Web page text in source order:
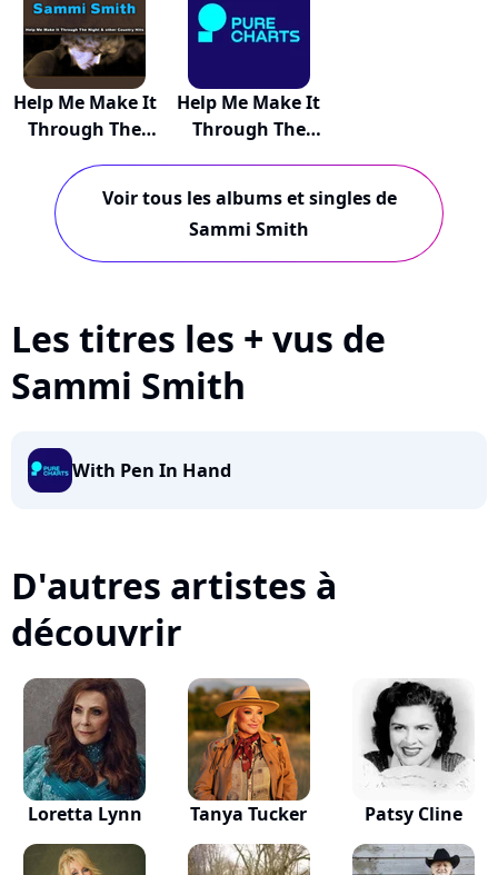
Help Me Make It
Through The
Help Me Make It
Through The
Voir tous les albums et singles de
Sammi Smith
Les titres les + vus de
Sammi Smith
With Pen In Hand
D'autres artistes à
découvrir
Loretta Lynn Tanya Tucker Patsy Cline